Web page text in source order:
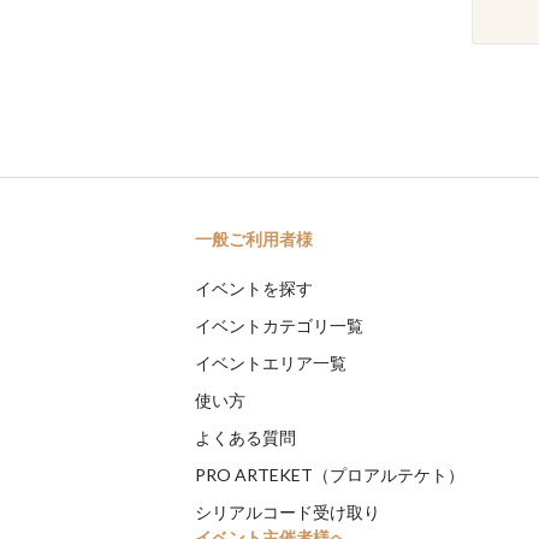
一般ご利用者様
イベントを探す
イベントカテゴリ一覧
イベントエリア一覧
使い方
よくある質問
PRO ARTEKET（プロアルテケト）
シリアルコード受け取り